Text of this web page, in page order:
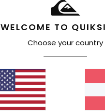
WELCOME TO
Choose your country